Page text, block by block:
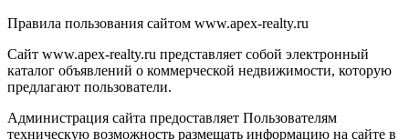
Правила пользования сайтом www.apex-realty.ru
Сайт www.apex-realty.ru представляет собой электронный
каталог объявлений о коммерческой недвижимости, которую
предлагают пользователи.
Администрация сайта предоставляет Пользователям
техническую возможность размещать информацию на сайте в